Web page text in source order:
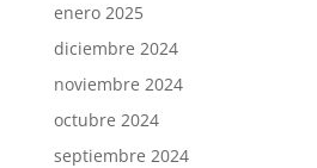
enero 2025
diciembre 2024
noviembre 2024
octubre 2024
septiembre 2024